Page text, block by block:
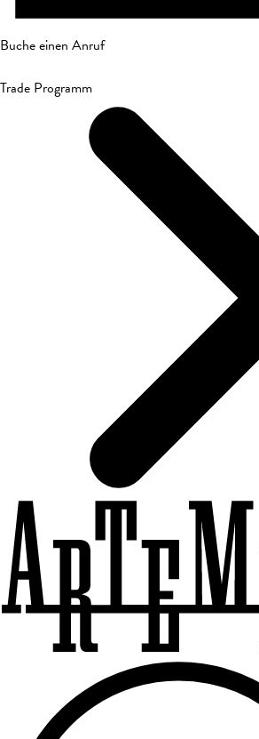
Buche einen Anruf
Trade Programm